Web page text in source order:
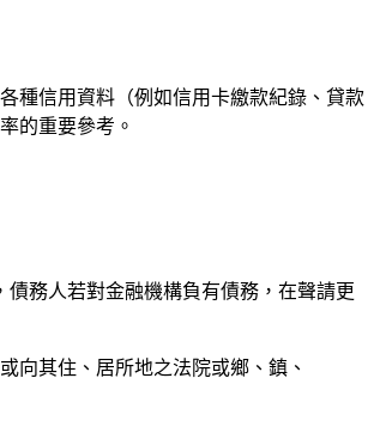
種信用資料（例如信用卡繳款紀錄、貸款
的重要參考。
務人若對金融機構負有債務，在聲請更
向其住、居所地之法院或鄉、鎮、